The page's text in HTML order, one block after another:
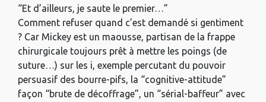
“Et d’ailleurs, je saute le premier…”
Comment refuser quand c’est demandé si gentiment
? Car Mickey est un maousse, partisan de la frappe
chirurgicale toujours prêt à mettre les poings (de
suture…) sur les i, exemple percutant du pouvoir
persuasif des bourre-pifs, la “cognitive-attitude”
façon “brute de décoffrage”, un “sérial-baffeur” avec